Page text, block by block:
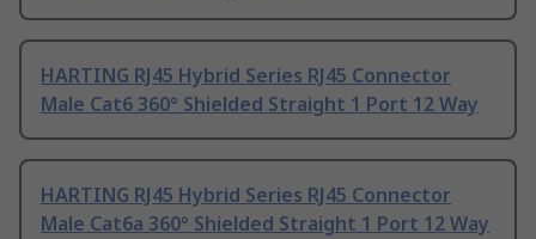
HARTING RJ45 Hybrid Series RJ45 Connector
Male Cat6 360° Shielded Straight 1 Port 12 Way
HARTING RJ45 Hybrid Series RJ45 Connector
Male Cat6a 360° Shielded Straight 1 Port 12 Way